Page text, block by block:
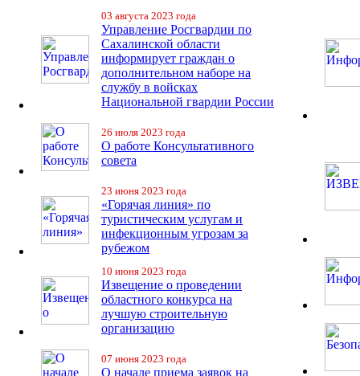
03 августа 2023 года
Управление Росгвардии по
Сахалинской области
информирует граждан о
дополнительном наборе на
службу в войсках
Национальной гвардии России
26 июля 2023 года
О работе Консультативного
совета
23 июня 2023 года
«Горячая линия» по
туристическим услугам и
инфекционным угрозам за
рубежом
10 июня 2023 года
Извещение о проведении
областного конкурса на
лучшую строительную
организацию
07 июня 2023 года
О начале приема заявок на